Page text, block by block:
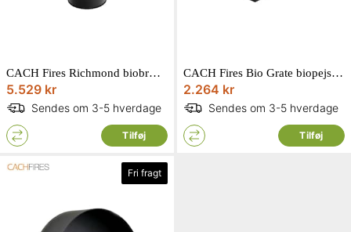
CACH Fires Richmond biobrændeovn i sort med flad bagvæg D30 x H96 x L44 cm
5.529 kr
Sendes om 3-5 hverdage
Tilføj
CACH Fires Bio Grate biopejsindsats fritstående i sort D20 x H10,3 x L30,5 cm
2.264 kr
Sendes om 3-5 hverdage
Tilføj
Fri fragt